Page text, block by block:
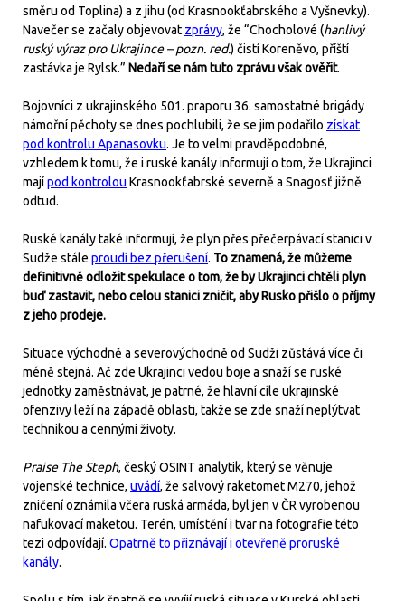
směru od Toplina) a z jihu (od Krasnookťabrského a Vyšnevky).
Navečer se začaly objevovat zprávy, že “Chocholové (hanlivý
ruský výraz pro Ukrajince – pozn. red.) čistí Koreněvo, příští
zastávka je Rylsk.” Nedaří se nám tuto zprávu však ověřit.
Bojovníci z ukrajinského 501. praporu 36. samostatné brigády
námořní pěchoty se dnes pochlubili, že se jim podařilo získat
pod kontrolu Apanasovku. Je to velmi pravděpodobné,
vzhledem k tomu, že i ruské kanály informují o tom, že Ukrajinci
majípod kontrolou Krasnookťabrské severně a Snagosť jižně
odtud.
Ruské kanály také informují, že plyn přes přečerpávací stanici v
Sudže stále proudí bez přerušení. To znamená, že můžeme
definitivně odložit spekulace o tom, že by Ukrajinci chtěli plyn
buď zastavit, nebo celou stanici zničit, aby Rusko přišlo o příjmy
z jeho prodeje.
Situace východně a severovýchodně od Sudži zůstává více či
méně stejná. Ač zde Ukrajinci vedou boje a snaží se ruské
jednotky zaměstnávat, je patrné, že hlavní cíle ukrajinské
ofenzivy leží na západě oblasti, takže se zde snaží neplýtvat
technikou a cennými životy.
Praise The Steph, český OSINT analytik, který se věnuje
vojenské technice, uvádí, že salvový raketomet M270, jehož
zničení oznámila včera ruská armáda, byl jen v ČR vyrobenou
nafukovací maketou. Terén, umístění i tvar na fotografie této
tezi odpovídají. Opatrně to přiznávají i otevřeně proruské
kanály.